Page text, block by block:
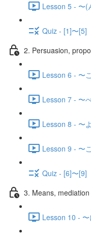
Lesson 5 - 〜(
Quiz - [1]〜[5]
2. Persuasion,
Lesson 6 - 〜
Lesson 7 - 〜
Lesson 8 - 〜
Lesson 9 - 〜
Quiz - [6]〜[9]
3. Means, mediation
Lesson 10 -